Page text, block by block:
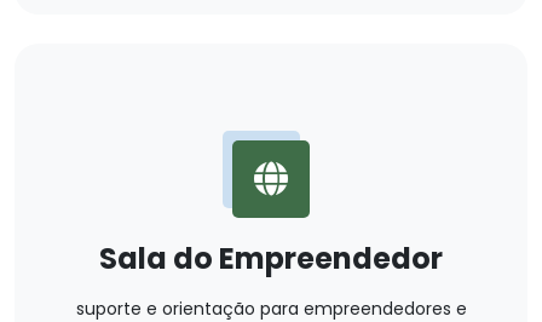
Sala do Empreendedor
suporte e orientação para empreendedores e